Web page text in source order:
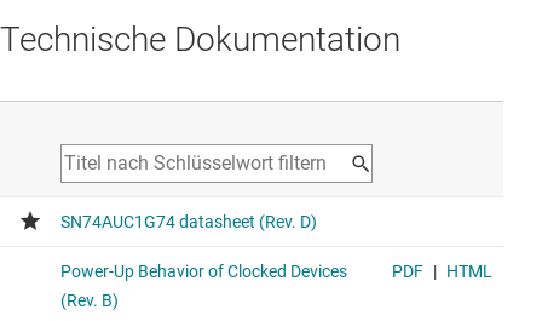
SN74AUP3G34
Voltage range 0.8V to 3.6V, average propagation delay
8ns, average drive strength 4mA
NAND-Gatter mit geringem Stromverbrauch, 2 Kanäle,
2 Eingänge, 0,8 V bis 3,6 V
Technische Dokumentation